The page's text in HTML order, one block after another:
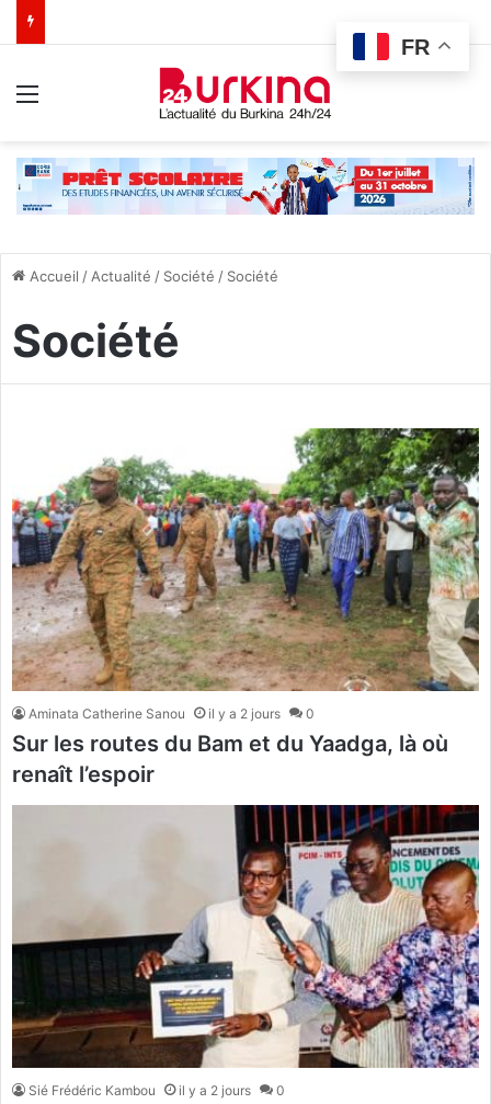
Accueil / Actualité / Société / Société
Société
Aminata Catherine Sanou il y a 2 jours 0
Sur les routes du Bam et du Yaadga, là où
renaît l’espoir
Sié Frédéric Kambou il y a 2 jours 0
FR